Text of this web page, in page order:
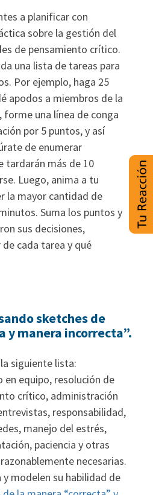
a planificar con
sobre la gestión del
de pensamiento crítico.
una lista de tareas para
Por ejemplo, haga 25
apodos a miembros de la
una línea de conga
por 5 puntos, y así
de enumerar
tardarán más de 10
Luego, anima a tu
la mayor cantidad de
Suma los puntos y
sus decisiones,
cada tarea y qué
sketches de
y manera incorrecta”.
siguiente lista:
en equipo, resolución de
crítico, administración
responsabilidad,
manejo del estrés,
paciencia y otras
necesarias.
y modelen su habilidad de